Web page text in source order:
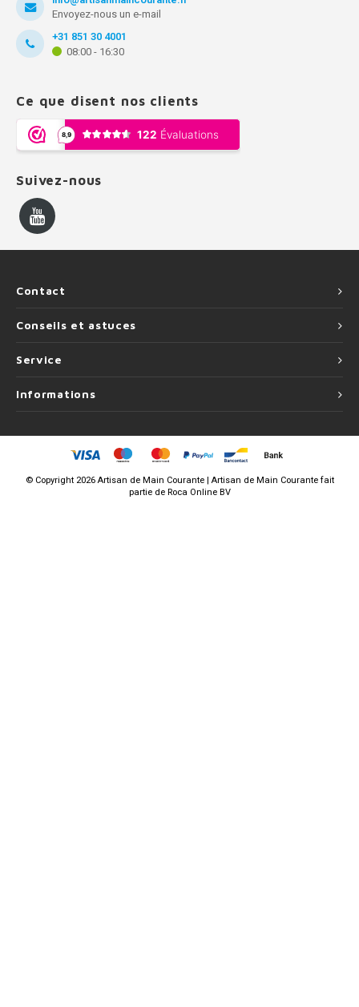
Envoyez-nous un e-mail
+31 851 30 4001
08:00 - 16:30
Ce que disent nos clients
Suivez-nous
Contact
Conseils et astuces
Service
Informations
© Copyright2026 Artisan de Main Courante | Artisan de Main Courante fait
partie deRoca Online BV